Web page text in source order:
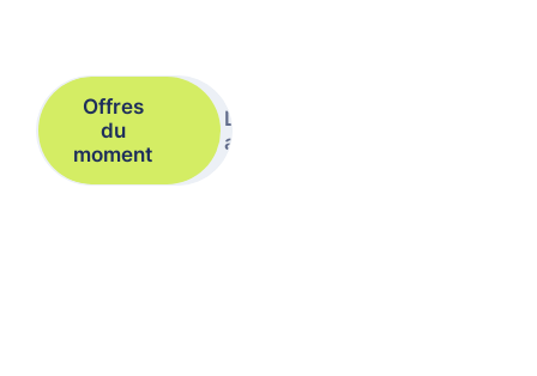
Offres
du
moment
Dernières
actualités